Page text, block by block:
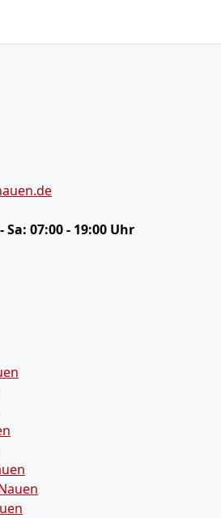
Sa: 07:00 - 19:00 Uhr